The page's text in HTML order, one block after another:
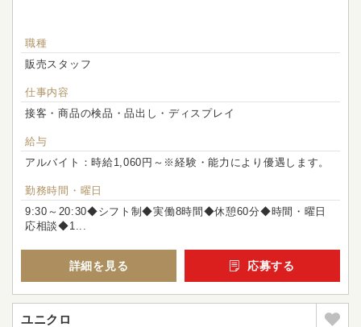
職種
販売スタッフ
仕事内容
接客・商品の検品・品出し・ディスプレイ
給与
アルバイト：時給1,060円～※経験・能力により優遇します。
勤務時間・曜日
9:30～20:30◆シフト制◆実働8時間◆休憩60分◆時間・曜日
応相談◆1...
詳細を見る 応募する
ユニクロ